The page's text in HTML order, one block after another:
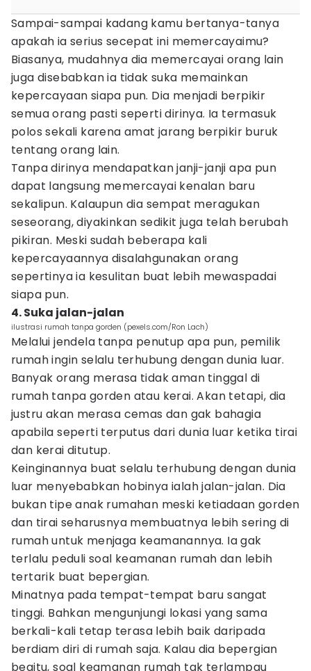
Sampai-sampai kadang kamu bertanya-tanya
apakah ia serius secepat ini memercayaimu?
Biasanya, mudahnya dia memercayai orang lain
juga disebabkan ia tidak suka memainkan
kepercayaan siapa pun. Dia menjadi berpikir
semua orang pasti seperti dirinya. Ia termasuk
polos sekali karena amat jarang berpikir buruk
tentang orang lain.
Tanpa dirinya mendapatkan janji-janji apa pun
dapat langsung memercayai kenalan baru
sekalipun. Kalaupun dia sempat meragukan
seseorang, diyakinkan sedikit juga telah berubah
pikiran. Meski sudah beberapa kali
kepercayaannya disalahgunakan orang
sepertinya ia kesulitan buat lebih mewaspadai
siapa pun.
4. Suka jalan-jalan
ilustrasi rumah tanpa gorden (pexels.com/Ron Lach)
Melalui jendela tanpa penutup apa pun, pemilik
rumah ingin selalu terhubung dengan dunia luar.
Banyak orang merasa tidak aman tinggal di
rumah tanpa gorden atau kerai. Akan tetapi, dia
justru akan merasa cemas dan gak bahagia
apabila seperti terputus dari dunia luar ketika tirai
dan kerai ditutup.
Keinginannya buat selalu terhubung dengan dunia
luar menyebabkan hobinya ialah jalan-jalan. Dia
bukan tipe anak rumahan meski ketiadaan gorden
dan tirai seharusnya membuatnya lebih sering di
rumah untuk menjaga keamanannya. Ia gak
terlalu peduli soal keamanan rumah dan lebih
tertarik buat bepergian.
Minatnya pada tempat-tempat baru sangat
tinggi. Bahkan mengunjungi lokasi yang sama
berkali-kali tetap terasa lebih baik daripada
berdiam diri di rumah saja. Kalau dia bepergian
begitu, soal keamanan rumah tak terlampau